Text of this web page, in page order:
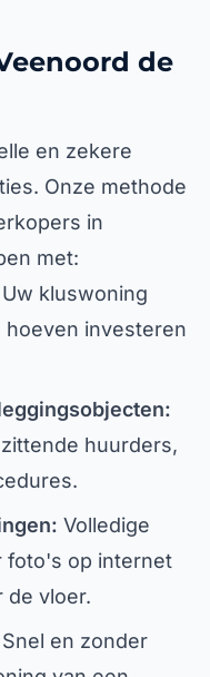
de
en zekere
Onze methode
in
met:
Uw kluswoning
investeren
huurders,
Volledige
foto's op internet
de vloer.
Snel en zonder